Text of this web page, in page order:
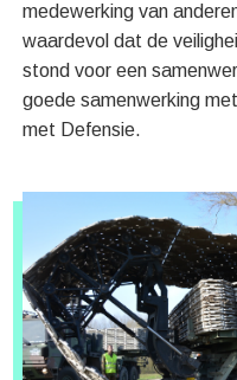
medewerking van
waardevol dat de
stond voor een
goede samenwerking
met Defensie.